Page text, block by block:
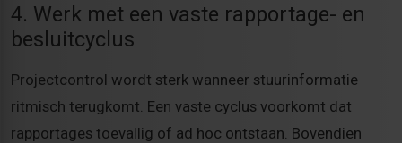
4. Werk met een vaste rapportage- en
besluitcyclus
Projectcontrol wordt sterk wanneer stuurinformatie
ritmisch terugkomt. Een vaste cyclus voorkomt dat
rapportages toevallig of ad hoc ontstaan. Bovendien